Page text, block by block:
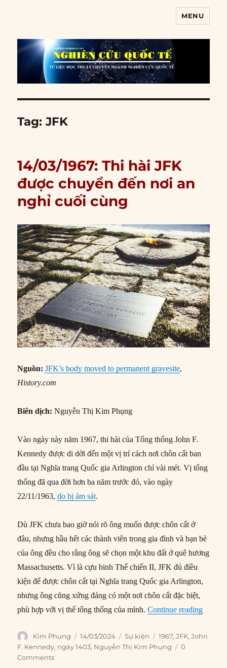
MENU
Tag:JFK
14/03/1967: Thi hài JFK
được chuyển đến nơi an
nghỉ cuối cùng
Nguồn:JFK’s body moved to permanent gravesite,
History.com
Biên dịch: Nguyễn Thị Kim Phụng
Vào ngày này năm 1967, thi hài của Tổng thống John F.
Kennedy được di dời đến một vị trí cách nơi chôn cất ban
đầu tại Nghĩa trang Quốc gia Arlington chỉ vài mét. Vị tổng
thống đã qua đời hơn ba năm trước đó, vào ngày
22/11/1963,do bị ám sát.
Dù JFK chưa bao giờ nói rõ ông muốn được chôn cất ở
đâu, nhưng hầu hết các thành viên trong gia đình và bạn bè
của ông đều cho rằng ông sẽ chọn một khu đất ở quê hương
Massachusetts. Vì là cựu binh Thế chiến II, JFK đủ điều
kiện để được chôn cất tại Nghĩa trang Quốc gia Arlington,
nhưng ông cũng xứng đáng có một nơi chôn cất đặc biệt,
phù hợp với vị thế tổng thống của mình.Continue reading“14/
Author
Kim Phụng
Posted
on
14/03/2024 Categories
Sự kiện Tags
1967,JFK,John
F. Kennedy, ngày 1403, Nguyễn Thị Kim Phụng
0
Comments